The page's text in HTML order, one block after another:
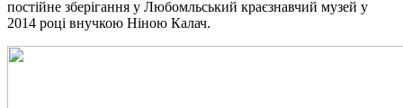
постійне зберігання у Любомльський краєзнавчий музей у
2014 році внучкою Ніною Калач.